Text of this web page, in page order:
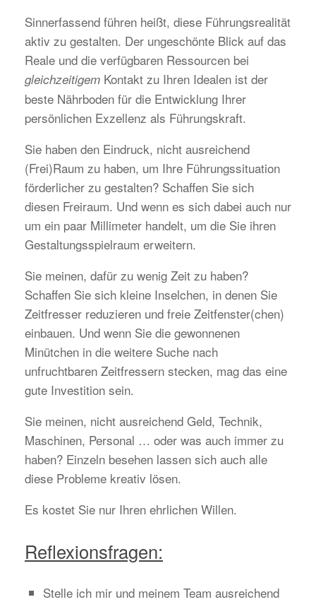
Sinnerfassend führen heißt, diese Führungsrealität
aktiv zu gestalten. Der ungeschönte Blick auf das
Reale und die verfügbaren Ressourcen bei
gleichzeitigem Kontakt zu Ihren Idealen ist der
beste Nährboden für die Entwicklung Ihrer
persönlichen Exzellenz als Führungskraft.
Sie haben den Eindruck, nicht ausreichend
(Frei)Raum zu haben, um Ihre Führungssituation
förderlicher zu gestalten? Schaffen Sie sich
diesen Freiraum. Und wenn es sich dabei auch nur
um ein paar Millimeter handelt, um die Sie ihren
Gestaltungsspielraum erweitern.
Sie meinen, dafür zu wenig Zeit zu haben?
Schaffen Sie sich kleine Inselchen, in denen Sie
Zeitfresser reduzieren und freie Zeitfenster(chen)
einbauen. Und wenn Sie die gewonnenen
Minütchen in die weitere Suche nach
unfruchtbaren Zeitfressern stecken, mag das eine
gute Investition sein.
Sie meinen, nicht ausreichend Geld, Technik,
Maschinen, Personal … oder was auch immer zu
haben? Einzeln besehen lassen sich auch alle
diese Probleme kreativ lösen.
Es kostet Sie nur Ihren ehrlichen Willen.
Reflexionsfragen:
Stelle ich mir und meinem Team ausreichend